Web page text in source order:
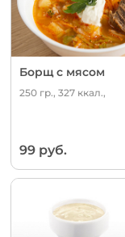
Борщ с мясом
250 гр., 327 ккал.,
99 руб.